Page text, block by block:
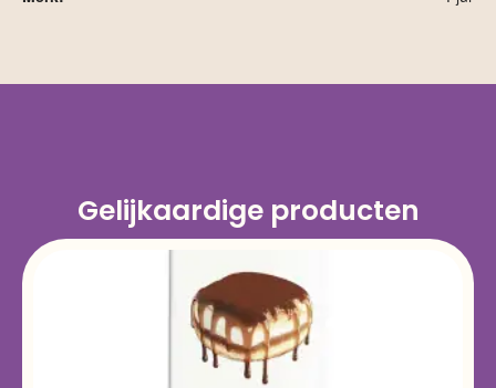
Gelijkaardige producten